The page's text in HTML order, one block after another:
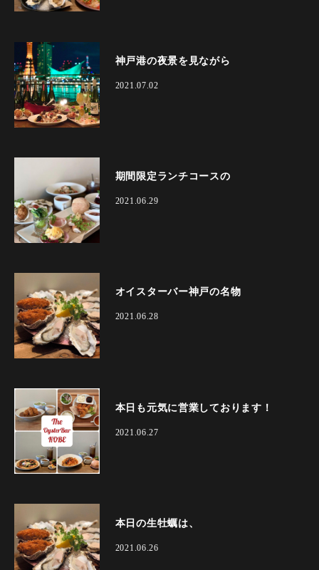
神戸港の夜景を見ながら
2021.07.02
期間限定ランチコースの
2021.06.29
オイスターバー神戸の名物
2021.06.28
本日も元気に営業しております！
2021.06.27
本日の生牡蠣は、
2021.06.26